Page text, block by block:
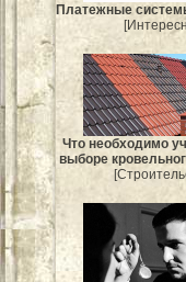
Платежные
Что необходимо
выборе